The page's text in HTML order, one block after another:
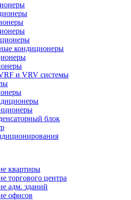
кондиционеры
и VRV системы
блок
квартиры
торгового центра
адм. зданий
офисов